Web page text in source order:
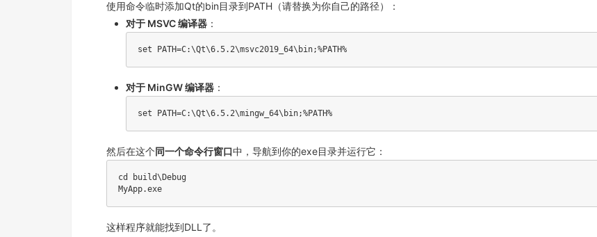
使用命令临时添加Qt的bin目录到PATH（请替换为你自己的路径）：
对于 MSVC 编译器 ：
对于 MinGW 编译器 ：
然后在这个同一个命令行窗口中，导航到你的exe目录并运行它：
cd build\Debug
这样程序就能找到DLL了。